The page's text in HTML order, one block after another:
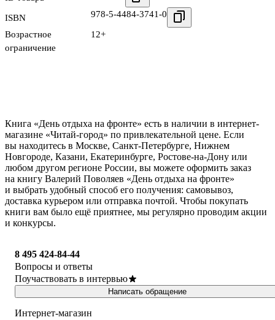
ISBN 978-5-4484-3741-0
Возрастное
ограничение
12+
Книга «День отдыха на фронте» есть в наличии в интернет-
магазине «Читай-город» по привлекательной цене. Если
вы находитесь в Москве, Санкт-Петербурге, Нижнем
Новгороде, Казани, Екатеринбурге, Ростове-на-Дону или
любом другом регионе России, вы можете оформить заказ
на книгу Валерий Поволяев «День отдыха на фронте»
и выбрать удобный способ его получения: самовывоз,
доставка курьером или отправка почтой. Чтобы покупать
книги вам было ещё приятнее, мы регулярно проводим акции
и конкурсы.
8 495 424-84-44
Вопросы и ответы
Поучаствовать в интервью
Написать обращение
Интернет-магазин